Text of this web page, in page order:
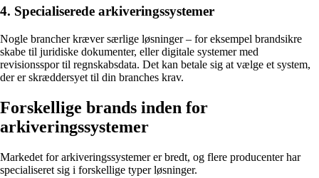
4. Specialiserede arkiveringssystemer
Nogle brancher kræver særlige løsninger – for eksempel brandsikre
skabe til juridiske dokumenter, eller digitale systemer med
revisionsspor til regnskabsdata. Det kan betale sig at vælge et system,
der er skræddersyet til din branches krav.
Forskellige brands inden for
arkiveringssystemer
Markedet for arkiveringssystemer er bredt, og flere producenter har
specialiseret sig i forskellige typer løsninger.